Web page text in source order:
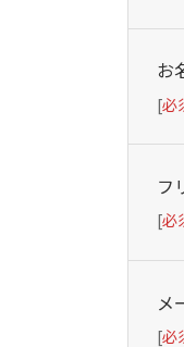
お
[必
フ
[必
メ
[必